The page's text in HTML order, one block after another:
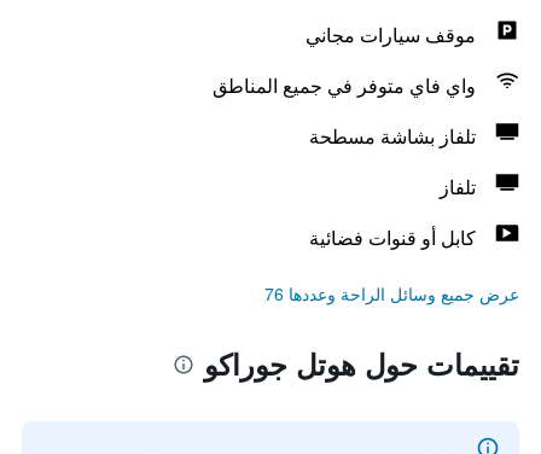
موقف سيارات مجاني
واي فاي متوفر في جميع المناطق
تلفاز بشاشة مسطحة
تلفاز
كابل أو قنوات فضائية
عرض جميع وسائل الراحة وعددها 76
تقييمات حول هوتل جوراكو